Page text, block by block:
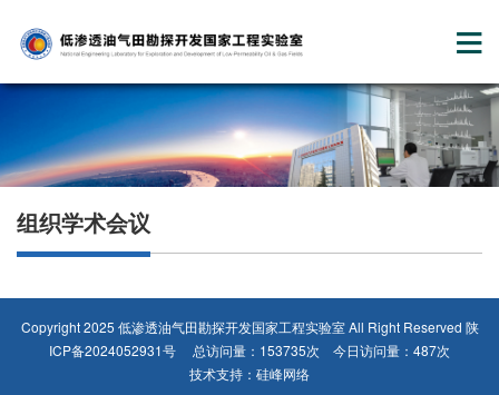
组织学术会议
Copyright 2025 低渗透油气田勘探开发国家工程实验室 All Right Reserved 陕
ICP备2024052931号
总访问量：153735次 今日访问量：487次
技术支持： 硅峰网络